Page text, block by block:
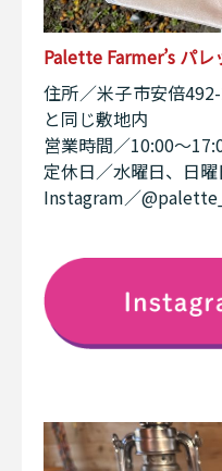
Palette Farmer’s パ
住所／米子市安倍
と同じ敷地内
営業時間／10:00〜
定休日／水曜日、日
Instagram／